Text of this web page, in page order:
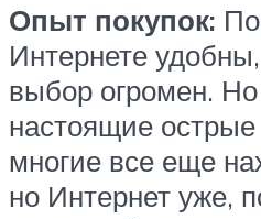
Опыт покупок:
Интернете
выбор огромен.
настоящие
многие все еще
но Интернет уже,